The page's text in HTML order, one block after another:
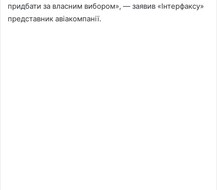
придбати за власним вибором», — заявив «Інтерфаксу»
представник авіакомпанії.